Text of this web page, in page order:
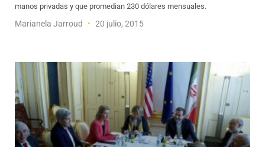
manos privadas y que promedian 230 dólares mensuales.
Marianela Jarroud 20 julio, 2015